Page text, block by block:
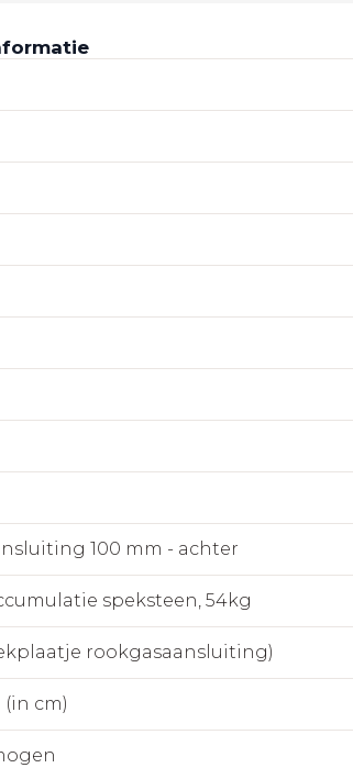
100 mm - achter
speksteen, 54kg
rookgasaansluiting)
cm)